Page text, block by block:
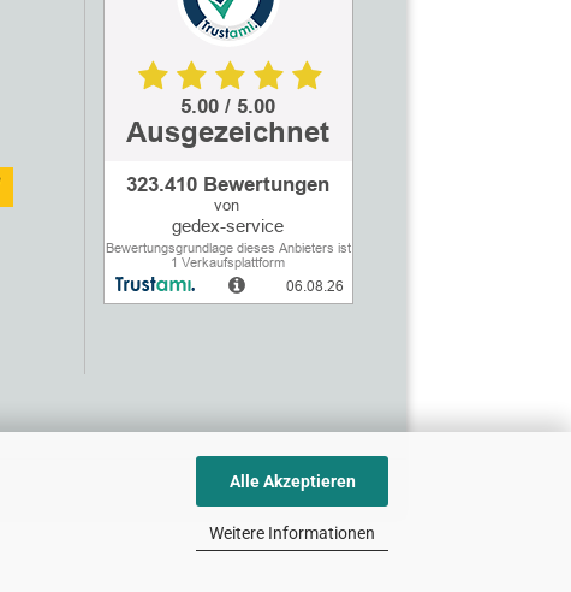
Alle Akzeptieren
Weitere Informationen